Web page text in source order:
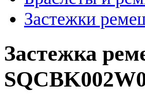
Застежки
Застежка